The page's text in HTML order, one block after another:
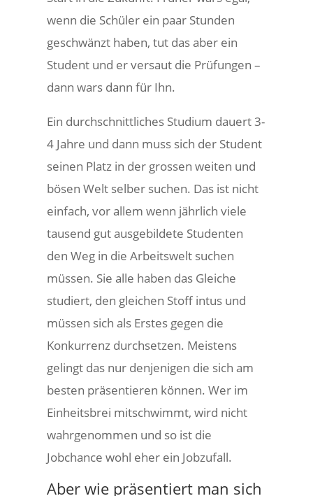
wenn die Schüler ein paar Stunden
geschwänzt haben, tut das aber ein
Student und er versaut die Prüfungen –
dann wars dann für Ihn.
Ein durchschnittliches Studium dauert 3-
4 Jahre und dann muss sich der Student
seinen Platz in der grossen weiten und
bösen Welt selber suchen. Das ist nicht
einfach, vor allem wenn jährlich viele
tausend gut ausgebildete Studenten
den Weg in die Arbeitswelt suchen
müssen. Sie alle haben das Gleiche
studiert, den gleichen Stoff intus und
müssen sich als Erstes gegen die
Konkurrenz durchsetzen. Meistens
gelingt das nur denjenigen die sich am
besten präsentieren können. Wer im
Einheitsbrei mitschwimmt, wird nicht
wahrgenommen und so ist die
Jobchance wohl eher ein Jobzufall.
Aber wie präsentiert man sich